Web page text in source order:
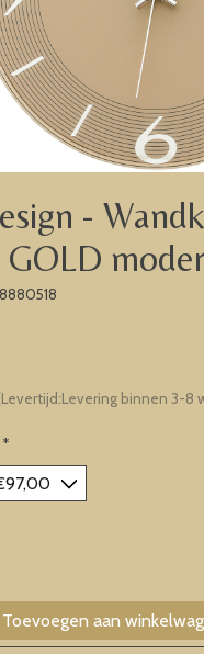
-
GOLD
binnen 3-8
*
Toevoegen aan